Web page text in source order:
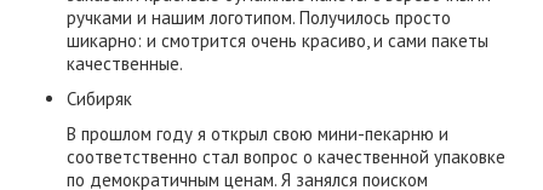
ручками и нашим логотипом. Получилось просто
шикарно: и смотрится очень красиво, и сами пакеты
качественные.
Сибиряк
В прошлом году я открыл свою мини-пекарню и
соответственно стал вопрос о качественной упаковке
по демократичным ценам. Я занялся поиском